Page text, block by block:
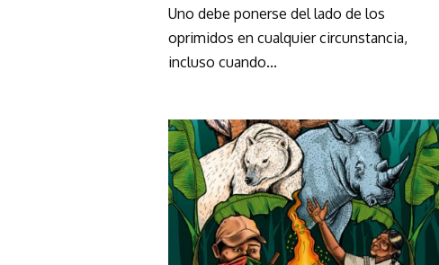
Uno debe ponerse del lado de los
oprimidos en cualquier circunstancia,
incluso cuando...